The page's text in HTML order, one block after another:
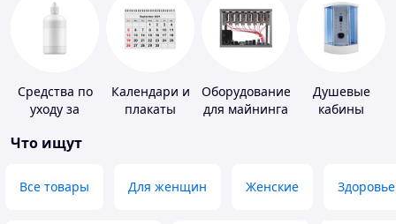
Средства по
уходу за
линзами
Календари и
плакаты
Оборудование
для майнинга
Душевые
кабины
Что ищут
Все товары Для женщин Женские Здоровье